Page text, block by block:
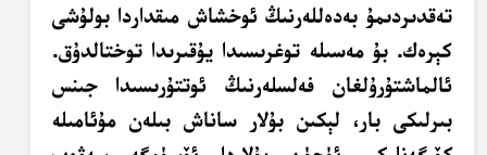
تەقدىردىمۇ بەدەللەرنىڭ ئوخشاش مىقداردا بولۇشى
كېرەك. بۇ مەسىلە توغرىسىدا يۇقىرىدا توختالدۇق.
ئالماشتۇرۇلغان فەلسلەرنىڭ ئوتتۇرىسىدا جىنس
بىرلىكى بار، لېكىن بۇلار ساناش بىلەن مۇئامىلە